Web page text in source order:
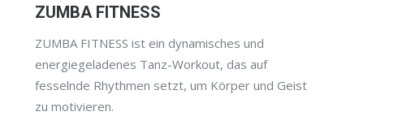
ZUMBA FITNESS
ZUMBA FITNESS ist ein dynamisches und
energiegeladenes Tanz-Workout, das auf
fesselnde Rhythmen setzt, um Körper und Geist
zu motivieren.